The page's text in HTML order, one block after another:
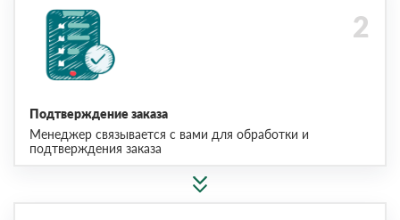
Подтверждение заказа
Менеджер связывается с вами для обработки и
подтверждения заказа